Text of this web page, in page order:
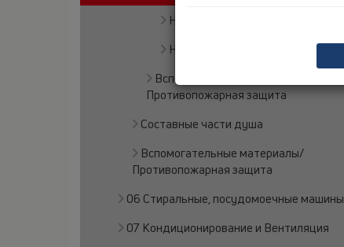
HL541
HL542Prblue
Вспомогательные материалы/
Противопожарная защита
Составные части душа
Вспомогательные материалы/
Противопожарная защита
06 Стиральные, посудомоечные машины
07 Кондиционирование и Вентиляция